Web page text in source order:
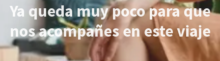
Ya queda muy poco para que
nos acompañes en este viaje